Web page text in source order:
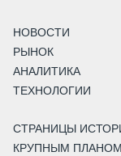
НОВОСТИ
РЫНОК
АНАЛИТИКА
ТЕХНОЛОГИИ
СТРАНИЦЫ
КРУПНЫМ ПЛАНОМ